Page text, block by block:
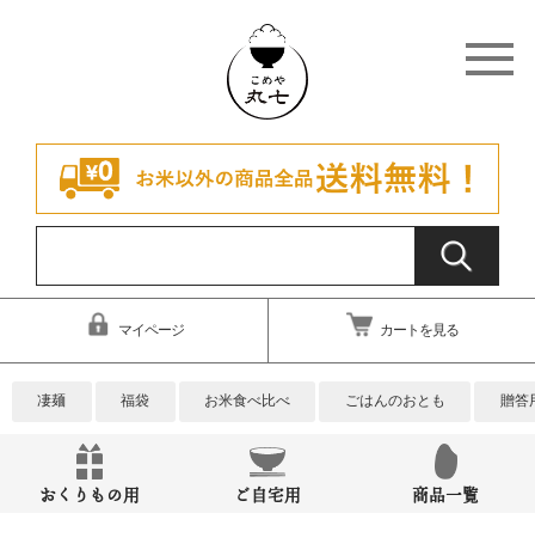
マイページ カートを見る
凄麺 福袋 お米食べ比べ ごはんのおとも 贈答
おくりもの用 ご自宅用 商品一覧